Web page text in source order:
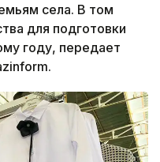
села. В том
для подготовки
году, передает